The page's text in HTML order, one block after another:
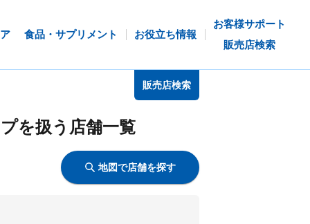
食品・サプリメント お役立ち情報
お客様サポート
販売店検索
販売店検索
を扱う店舗一覧
地図で店舗を探す